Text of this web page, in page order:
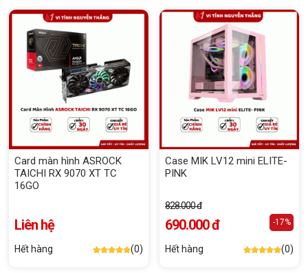
Card màn hình ASROCK
TAICHI RX 9070 XT TC
16GO
Liên hệ
Hết hàng (0)
Case MIK LV12 mini ELITE-
PINK
828.000 đ
690.000 đ -17%
Hết hàng (0)